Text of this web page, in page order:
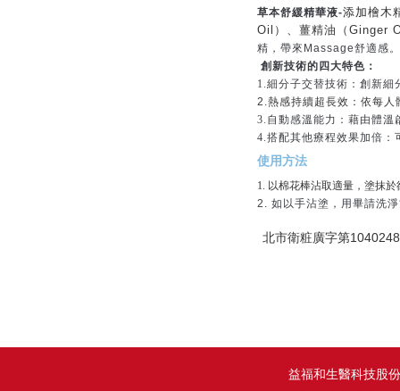
草本舒緩精華液-添加檜木
Oil ）、薑精油（ Ginger
精，帶來Massage舒適感。
創新技術的四大特色：
1.細分子交替技術：創新細
2 .熱感持續超長效：依每人
3.自動感溫能力：藉由體溫
4.搭配其他療程效果加倍：
使用方法
1. 以棉花棒沾取適量，塗抹於
2. 如以手沾塗，用畢請洗
北市衛粧廣字第
益福和生醫科技股